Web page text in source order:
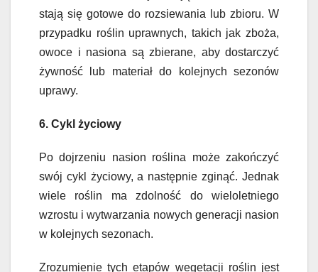
stają się gotowe do rozsiewania lub zbioru. W
przypadku roślin uprawnych, takich jak zboża,
owoce i nasiona są zbierane, aby dostarczyć
żywność lub materiał do kolejnych sezonów
uprawy.
6. Cykl życiowy
Po dojrzeniu nasion roślina może zakończyć
swój cykl życiowy, a następnie zginąć. Jednak
wiele roślin ma zdolność do wieloletniego
wzrostu i wytwarzania nowych generacji nasion
w kolejnych sezonach.
Zrozumienie tych etapów wegetacji roślin jest